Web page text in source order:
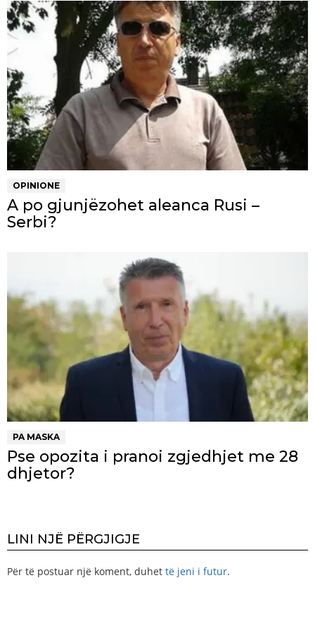
OPINIONE
A po gjunjëzohet aleanca Rusi –
Serbi?
PA MASKA
Pse opozita i pranoi zgjedhjet me 28
dhjetor?
LINI NJË PËRGJIGJE
Për të postuar një koment, duhet të jeni i futur.